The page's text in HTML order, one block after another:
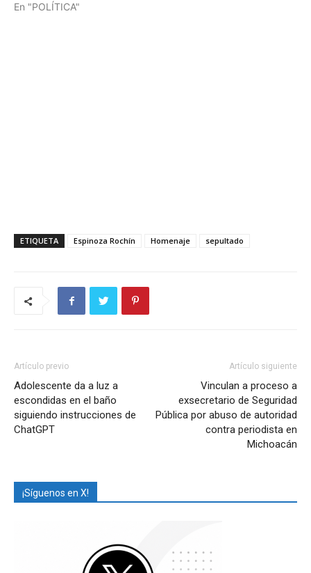
En "POLÍTICA"
ETIQUETA Espinoza Rochín Homenaje sepultado
Artículo previo
Adolescente da a luz a
escondidas en el baño
siguiendo instrucciones de
ChatGPT
Artículo siguiente
Vinculan a proceso a
exsecretario de Seguridad
Pública por abuso de autoridad
contra periodista en
Michoacán
¡Síguenos en X!